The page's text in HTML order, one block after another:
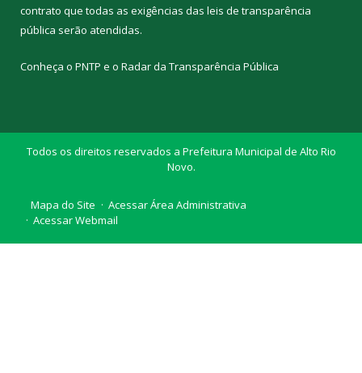
contrato que todas as exigências das leis de transparência
pública serão atendidas.
Conheça o PNTP e o Radar da Transparência Pública
Todos os direitos reservados a Prefeitura Municipal de Alto Rio
Novo.
Mapa do Site
Acessar Área Administrativa
Acessar Webmail